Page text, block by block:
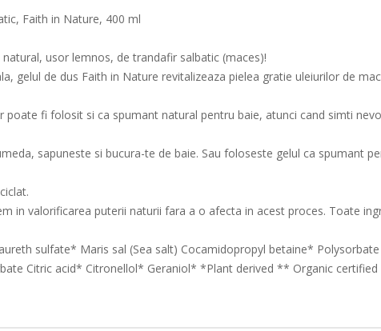
Faith in Nature, 400 ml
usor lemnos, de trandafir salbatic (maces)!
gelul de dus Faith in Nature revitalizeaza pielea gratie uleiurilor de
poate fi folosit si ca spumant natural pentru baie, atunci cand simti
sapuneste si bucura-te de baie. Sau foloseste gelul ca spumant
in valorificarea puterii naturii fara a o afecta in acest proces. Toate
sulfate* Maris sal (Sea salt) Cocamidopropyl betaine*
Citric acid* Citronellol* Geraniol* *Plant derived ** Organic